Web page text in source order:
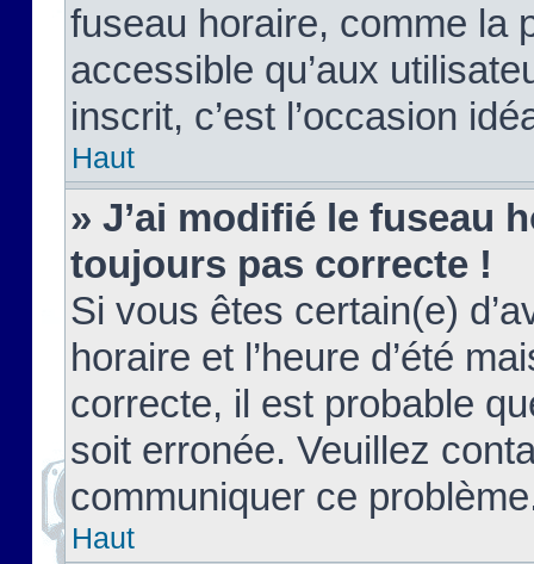
fuseau horaire, comme la
accessible qu’aux
inscrit, c’est l’occasion
Haut
» J’ai modifié le fuseau
toujours pas correcte !
Si vous êtes certain(e)
horaire et l’heure d’été
correcte, il est probable
soit erronée. Veuillez
communiquer ce
Haut